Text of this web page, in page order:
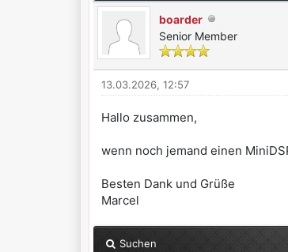
boarder
Senior Member
13.03.2026, 12:57
Hallo zusammen,
wenn noch jemand einen
Besten Dank und Grüße
Marcel
Suchen